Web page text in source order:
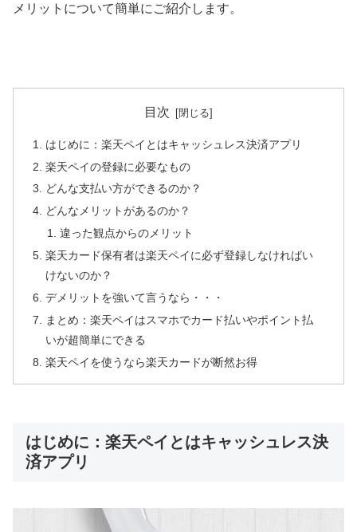
メリットについて簡単にご紹介します。
目次
はじめに：楽天ペイとはキャッシュレス決済アプリ
楽天ペイの登録に必要なもの
どんな支払い方ができるのか？
どんなメリットがあるのか？
違った観点からのメリット
楽天カード保有者は楽天ペイに必ず登録しなければい
けないのか？
デメリットを強いて言うなら・・・
まとめ：楽天ペイはスマホでカード払いやポイント払
いが超簡単にできる
楽天ペイを使うなら楽天カードが断然お得
はじめに：楽天ペイとはキャッシュレス決
済アプリ